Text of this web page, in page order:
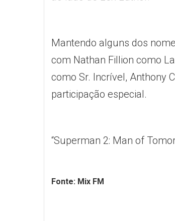
Mantendo alguns dos
com Nathan Fillion como
como Sr. Incrível, Anthony
participação especial.
“Superman 2: Man of
Fonte: Mix FM